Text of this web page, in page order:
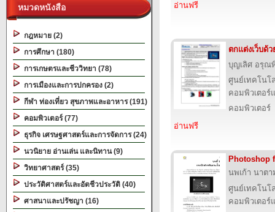
หมวดหนังสือ
กฎหมาย (2)
การศึกษา (180)
การเกษตรและชีววิทยา (78)
การเมืองและการปกครอง (2)
กีฬา ท่องเที่ยว สุขภาพและอาหาร (191)
คอมพิวเตอร์ (77)
ธุรกิจ เศรษฐศาสตร์และการจัดการ (24)
นวนิยาย อ่านเล่น และนิทาน (9)
วิทยาศาสตร์ (35)
ประวัติศาสตร์และอัตชีวประวัติ (40)
ศาสนาและปรัชญา (16)
อ่านฟรี
ตกแต่งเว็บด้
บุญเลิศ อรุณ
ศูนย์เทคโนโ
คอมพิวเตอร์
คอมพิวเตอร์
อ่านฟรี
Photoshop
นพเก้า นาต
ศูนย์เทคโนโ
คอมพิวเตอร์